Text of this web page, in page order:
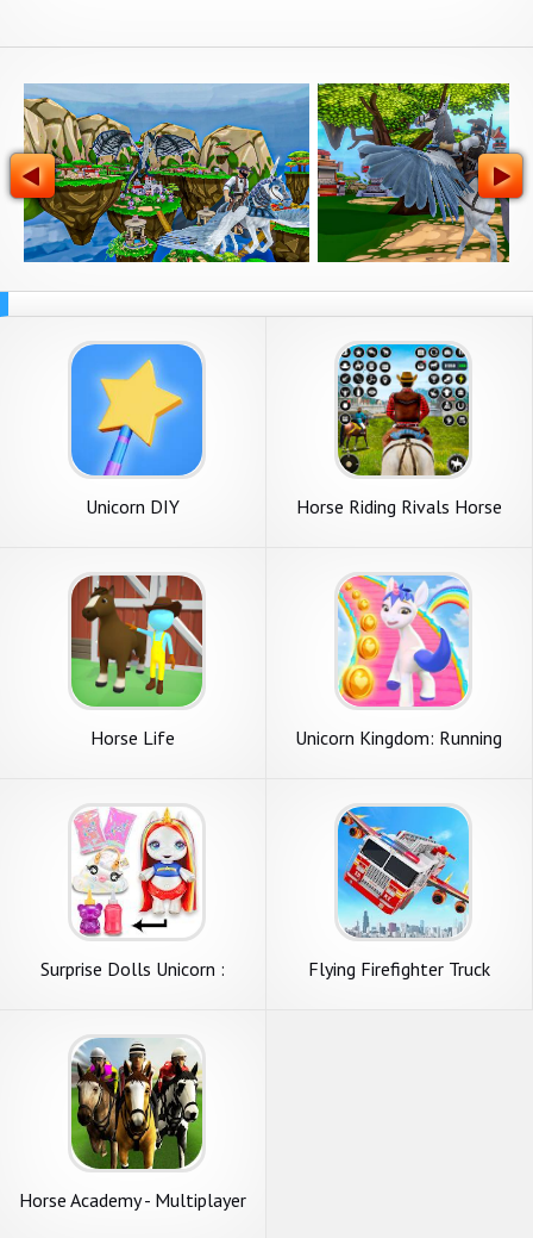
Unicorn DIY
Horse Riding Rivals Horse
Horse Life
Unicorn Kingdom: Running
Surprise Dolls Unicorn :
Flying Firefighter Truck
Horse Academy - Multiplayer